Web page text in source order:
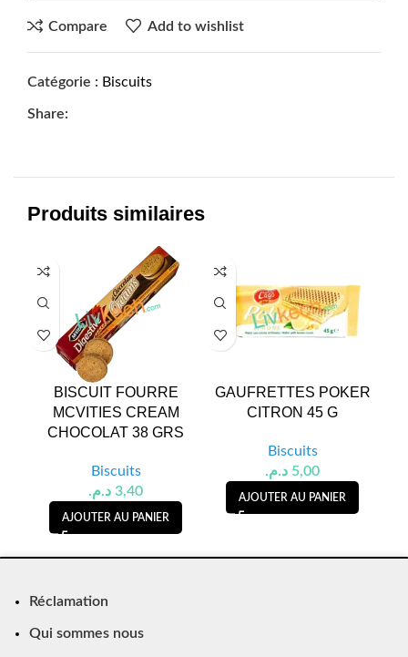
Compare Add to wishlist
Catégorie : Biscuits
Share:
Produits similaires
BISCUIT FOURRE
MCVITIES CREAM
CHOCOLAT 38 GRS
Biscuits
3,40 د.م.
AJOUTER AU PANIER
GAUFRETTES POKER
CITRON 45 G
Biscuits
5,00 د.م.
AJOUTER AU PANIER
Réclamation
Qui sommes nous